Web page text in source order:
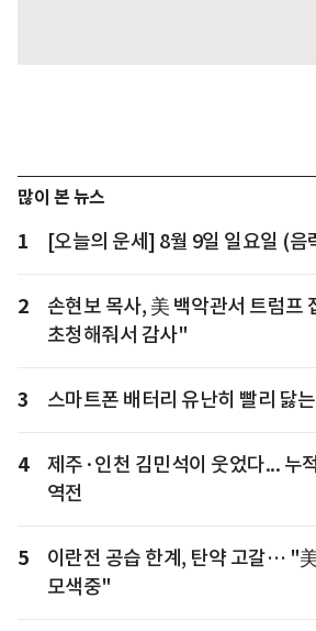
많이 본 뉴스
1 [오늘의 운세] 8월 9일 일요일 (음
2
손현보 목사, 美 백악관서 트럼프
초청해줘서 감사"
3 스마트폰 배터리 유난히 빨리 닳
4
제주·인천 김민석이 웃었다... 누
역전
5
이란전 공습 한계, 탄약 고갈… "
모색중"